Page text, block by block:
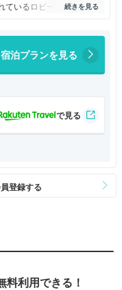
いるロビーフロアの居心
部屋でゆっくり滞在する方
宿泊プランを見る
料利用できる！